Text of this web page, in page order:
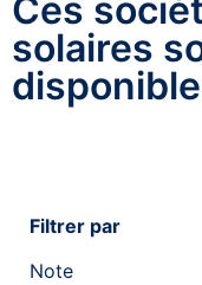
Ces
solaires
Filtrer par
Note